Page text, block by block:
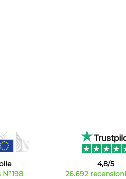
4,8/5
26.692